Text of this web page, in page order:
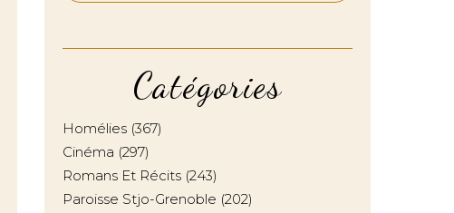
Catégories
Homélies (367)
Cinéma (297)
Romans Et Récits (243)
Paroisse Stjo-Grenoble (202)